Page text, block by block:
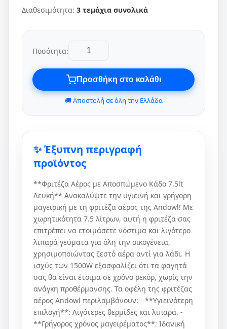
Διαθεσιμότητα: 3 τεμάχια συνολικά
Ποσότητα:
Προσθήκη στο καλάθι
🚚 Αποστολή σε όλη την Ελλάδα
✨ Έξυπνη περιγραφή
προϊόντος
**Φριτέζα Αέρος με Αποσπώμενο Κάδο 7.5lt
Λευκή** Ανακαλύψτε την υγιεινή και γρήγορη
μαγειρική με τη φριτέζα αέρος της Andowl! Με
χωρητικότητα 7.5 λίτρων, αυτή η φριτέζα σας
επιτρέπει να ετοιμάσετε νόστιμα και λιγότερο
λιπαρά γεύματα για όλη την οικογένεια,
χρησιμοποιώντας ζεστό αέρα αντί για λάδι. Η
ισχύς των 1500W εξασφαλίζει ότι τα φαγητά
σας θα είναι έτοιμα σε χρόνο ρεκόρ, χωρίς την
ανάγκη προθέρμανσης. Τα οφέλη της φριτέζας
αέρος Andowl περιλαμβάνουν: - **Υγιεινότερη
επιλογή**: Λιγότερες θερμίδες και λιπαρά. -
**Γρήγορος χρόνος μαγειρέματος**: Ιδανική